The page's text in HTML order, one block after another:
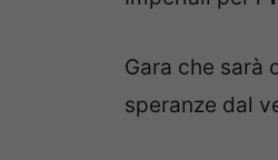
Gara che sarà
speranze dal